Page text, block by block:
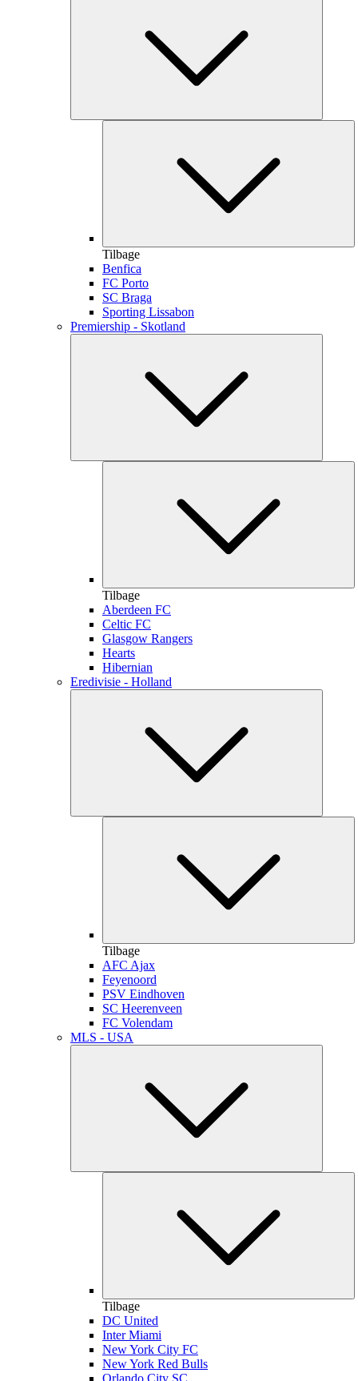
Tilbage
Benfica
FC Porto
SC Braga
Sporting Lissabon
Premiership - Skotland
Tilbage
Aberdeen FC
Celtic FC
Glasgow Rangers
Hearts
Hibernian
Eredivisie - Holland
Tilbage
AFC Ajax
Feyenoord
PSV Eindhoven
SC Heerenveen
FC Volendam
MLS - USA
Tilbage
DC United
Inter Miami
New York City FC
New York Red Bulls
Orlando City SC